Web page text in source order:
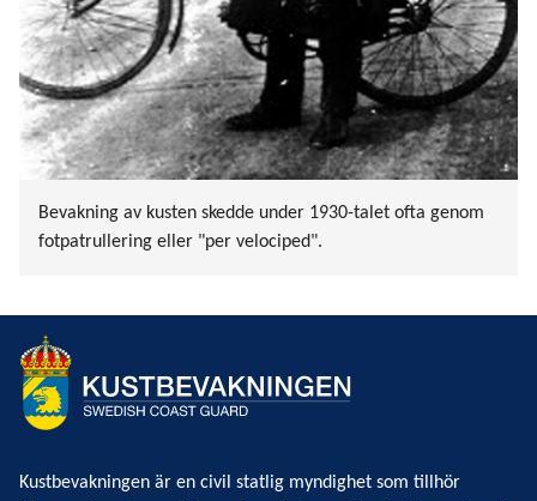
Bevakning av kusten skedde under 1930-talet ofta genom
fotpatrullering eller "per velociped".
Kustbevakningen är en civil statlig myndighet som tillhör